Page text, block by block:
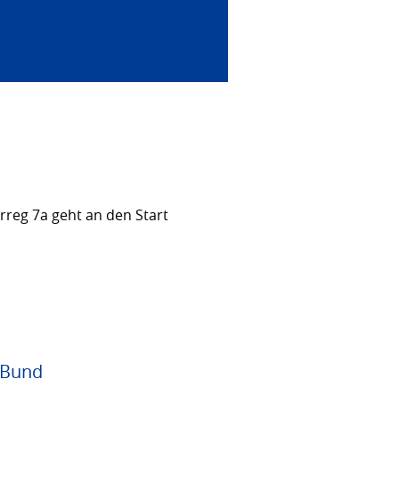
7a geht an den Start